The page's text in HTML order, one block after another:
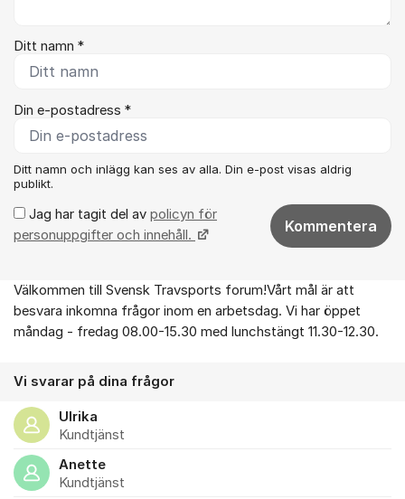
Ditt namn *
Din e-postadress *
Ditt namn och inlägg kan ses av alla. Din e-post visas aldrig
publikt.
Jag har tagit del av policyn för
personuppgifter och innehåll.
Kommentera
Om forumet
Välkommen till Svensk Travsports forum!Vårt mål är att
besvara inkomna frågor inom en arbetsdag. Vi har öppet
måndag - fredag 08.00-15.30 med lunchstängt 11.30-12.30.
Vi svarar på dina frågor
Ulrika
Kundtjänst
Anette
Kundtjänst